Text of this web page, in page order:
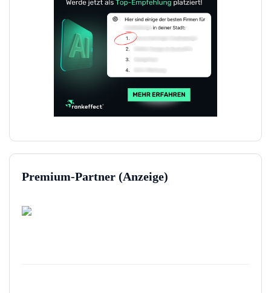
Premium-Partner (Anzeige)